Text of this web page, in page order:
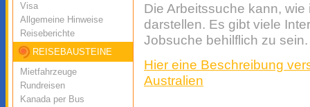
Visa
Allgemeine Hinweise
Reiseberichte
REISEBAUSTEINE
Mietfahrzeuge
Rundreisen
Kanada per Bus
Die Arbeitssuche kann,
darstellen. Es gibt viele
Jobsuche behilflich zu sein.
Hier eine Beschreibung
Australien